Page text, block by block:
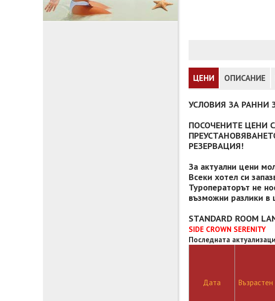
ЦЕНИ ОПИСАНИЕ
УСЛОВИЯ ЗА РАННИ
ПОСОЧЕНИТЕ ЦЕНИ
РЕЗЕРВАЦИЯ!
За актуални цени
Всеки хотел си
Туроператорът не
възможни разлики в
STANDARD ROOM
SIDE CROWN SERENITY
Последната
Дата